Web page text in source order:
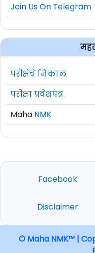
Join Us On Telegram
परीक्षेचे निकाल.
परीक्षा प्रवेशपत्र.
Maha NMK
Facebook
Disclaimer
© Maha NMK™ |